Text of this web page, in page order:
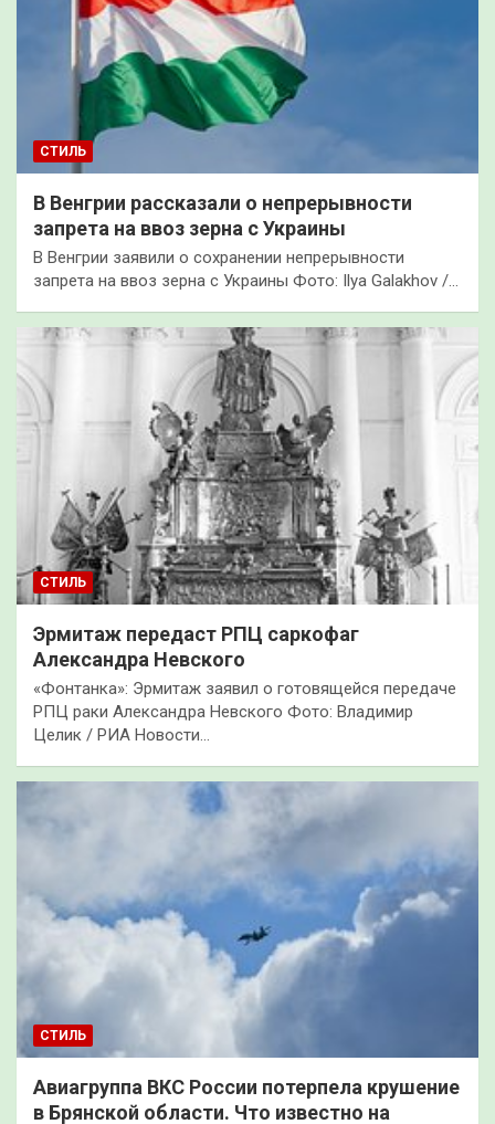
СТИЛЬ
В Венгрии рассказали о непрерывности
запрета на ввоз зерна с Украины
В Венгрии заявили о сохранении непрерывности
запрета на ввоз зерна с Украины Фото: Ilya Galakhov /…
СТИЛЬ
Эрмитаж передаст РПЦ саркофаг
Александра Невского
«Фонтанка»: Эрмитаж заявил о готовящейся передаче
РПЦ раки Александра Невского Фото: Владимир
Целик / РИА Новости…
СТИЛЬ
Авиагруппа ВКС России потерпела крушение
в Брянской области. Что известно на